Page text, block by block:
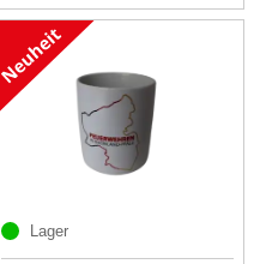
Lager